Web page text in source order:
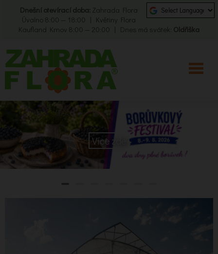
Dnešní otevírací doba: Zahrada Flora
Úvalno 8:00 — 18:00 | Květiny Flora
Kaufland Krnov 8:00 — 20:00 | Dnes má svátek: Oldřiška
Více zde